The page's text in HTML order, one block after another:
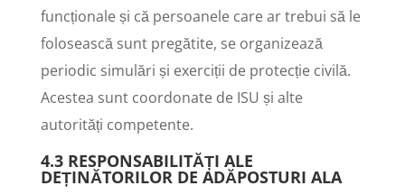
funcționale și că persoanele care ar trebui să le
folosească sunt pregătite, se organizează
periodic simulări și exerciții de protecție civilă.
Acestea sunt coordonate de ISU și alte
autorități competente.
4.3 RESPONSABILITĂȚI ALE
DEȚINĂTORILOR DE ADĂPOSTURI ALA